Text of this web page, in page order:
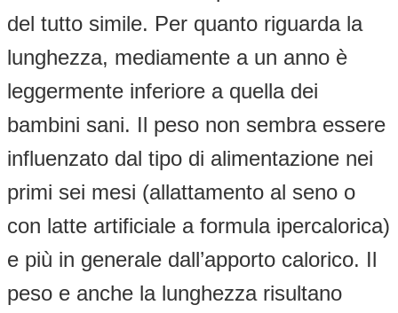
del tutto simile. Per quanto riguarda la
lunghezza, mediamente a un anno è
leggermente inferiore a quella dei
bambini sani. Il peso non sembra essere
influenzato dal tipo di alimentazione nei
primi sei mesi (allattamento al seno o
con latte artificiale a formula ipercalorica)
e più in generale dall’apporto calorico. Il
peso e anche la lunghezza risultano